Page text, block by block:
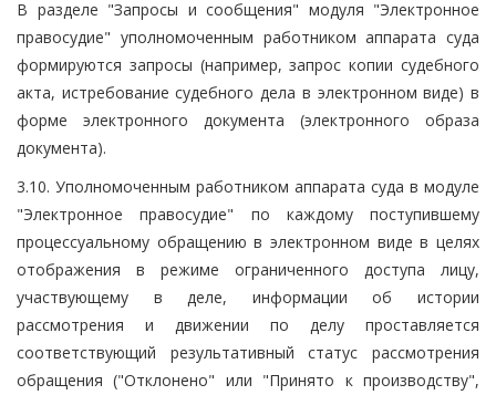
В разделе "Запросы и сообщения" модуля "Электронное
правосудие" уполномоченным работником аппарата суда
формируются запросы (например, запрос копии судебного
акта, истребование судебного дела в электронном виде) в
форме электронного документа (электронного образа
документа).
3.10. Уполномоченным работником аппарата суда в модуле
"Электронное правосудие" по каждому поступившему
процессуальному обращению в электронном виде в целях
отображения в режиме ограниченного доступа лицу,
участвующему в деле, информации об истории
рассмотрения и движении по делу проставляется
соответствующий результативный статус рассмотрения
обращения ("Отклонено" или "Принято к производству",